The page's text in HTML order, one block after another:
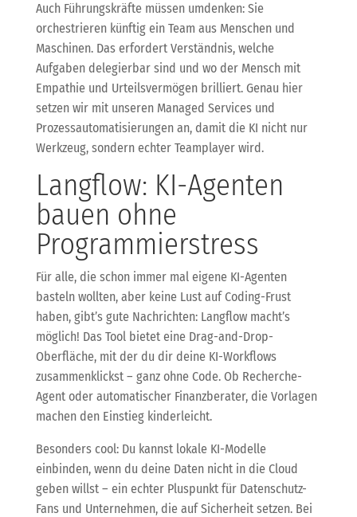
Auch Führungskräfte müssen umdenken: Sie
orchestrieren künftig ein Team aus Menschen und
Maschinen. Das erfordert Verständnis, welche
Aufgaben delegierbar sind und wo der Mensch mit
Empathie und Urteilsvermögen brilliert. Genau hier
setzen wir mit unseren Managed Services und
Prozessautomatisierungen an, damit die KI nicht nur
Werkzeug, sondern echter Teamplayer wird.
Langflow: KI-Agenten
bauen ohne
Programmierstress
Für alle, die schon immer mal eigene KI-Agenten
basteln wollten, aber keine Lust auf Coding-Frust
haben, gibt’s gute Nachrichten: Langflow macht’s
möglich! Das Tool bietet eine Drag-and-Drop-
Oberfläche, mit der du dir deine KI-Workflows
zusammenklickst – ganz ohne Code. Ob Recherche-
Agent oder automatischer Finanzberater, die Vorlagen
machen den Einstieg kinderleicht.
Besonders cool: Du kannst lokale KI-Modelle
einbinden, wenn du deine Daten nicht in die Cloud
geben willst – ein echter Pluspunkt für Datenschutz-
Fans und Unternehmen, die auf Sicherheit setzen. Bei